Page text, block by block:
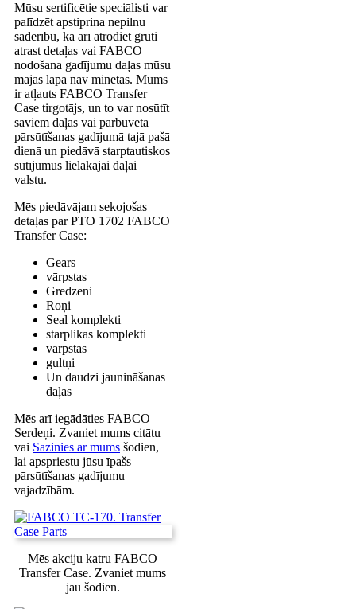
Mūsu sertificētie speciālisti var
palīdzēt apstiprina nepilnu
saderību, kā arī atrodiet grūti
atrast detaļas vai FABCO
nodošana gadījumu daļas mūsu
mājas lapā nav minētas. Mums
ir atļauts FABCO Transfer
Case tirgotājs, un to var nosūtīt
saviem daļas vai pārbūvēta
pārsūtīšanas gadījumā tajā pašā
dienā un piedāvā starptautiskos
sūtījumus lielākajai daļai
valstu.
Mēs piedāvājam sekojošas
detaļas par PTO 1702 FABCO
Transfer Case:
Gears
vārpstas
Gredzeni
Roņi
Seal komplekti
starplikas komplekti
vārpstas
gultņi
Un daudzi jaunināšanas
daļas
Mēs arī iegādāties FABCO
Serdeņi. Zvaniet mums citātu
vai Sazinies ar mums šodien,
lai apspriestu jūsu īpašs
pārsūtīšanas gadījumu
vajadzībām.
Mēs akciju katru FABCO
Transfer Case. Zvaniet mums
jau šodien.